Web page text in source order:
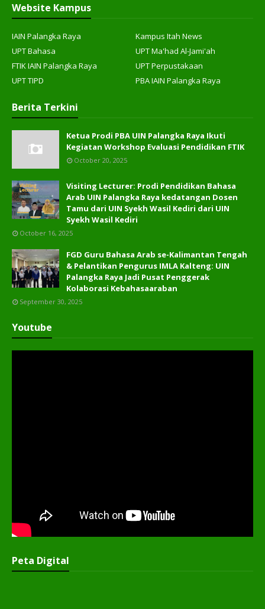
Website Kampus
IAIN Palangka Raya
Kampus Itah News
UPT Bahasa
UPT Ma'had Al-Jami'ah
FTIK IAIN Palangka Raya
UPT Perpustakaan
UPT TIPD
PBA IAIN Palangka Raya
Berita Terkini
Ketua Prodi PBA UIN Palangka Raya Ikuti
Kegiatan Workshop Evaluasi Pendidikan FTIK
October 20, 2025
Visiting Lecturer: Prodi Pendidikan Bahasa
Arab UIN Palangka Raya kedatangan Dosen
Tamu dari UIN Syekh Wasil Kediri dari UIN
Syekh Wasil Kediri
October 16, 2025
FGD Guru Bahasa Arab se-Kalimantan Tengah
& Pelantikan Pengurus IMLA Kalteng: UIN
Palangka Raya Jadi Pusat Penggerak
Kolaborasi Kebahasaaraban
September 30, 2025
Youtube
Peta Digital